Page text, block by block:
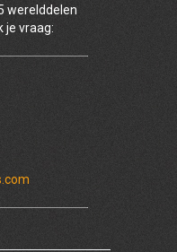
werelddelen
je vraag: